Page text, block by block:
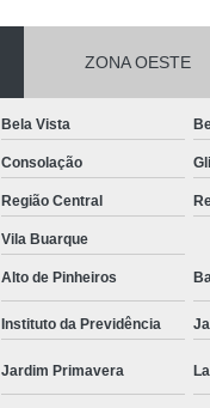
ZONA OESTE
Bela Vista
Consolação
Região Central
Vila Buarque
Alto de Pinheiros
Instituto da Previdência
Jardim Primavera